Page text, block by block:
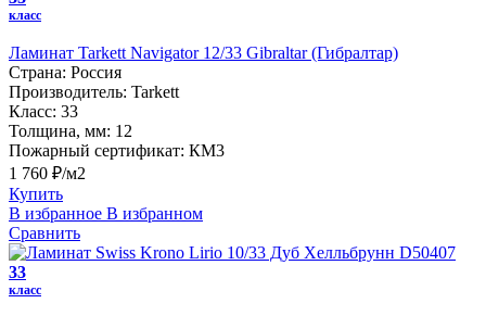
класс
Ламинат Tarkett Navigator 12/33 Gibraltar (Гибралтар)
Страна: Россия
Производитель: Tarkett
Класс: 33
Толщина, мм: 12
Пожарный сертификат: КМ3
1 760 ₽/м2
Купить
В избранное В избранном
Сравнить
33
класс